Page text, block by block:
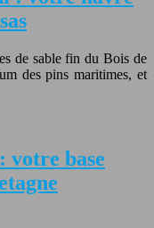
de sable fin du Bois de
des pins maritimes, et
votre base